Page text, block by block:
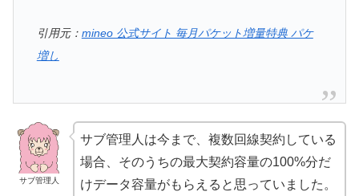
引用元： mineo 公式サイト 毎月パケット増量特典 パケ
増し
サブ管理人
サブ管理人は今まで、複数回線契約している
場合、そのうちの最大契約容量の100%分だ
けデータ容量がもらえると思っていました。